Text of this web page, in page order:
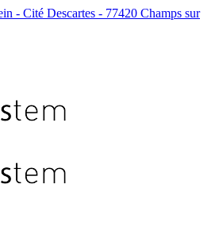
- Cité Descartes - 77420 Champs sur